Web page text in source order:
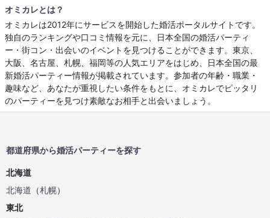
オミカレとは？
オミカレは2012年にサービスを開始した婚活ポータルサイトです。
独自のランキングや口コミ情報を元に、日本全国の婚活パーティ
ー・街コン・出会いのイベントを見つけることができます。東京、
大阪、名古屋、札幌、福岡等の人気エリアをはじめ、日本全国の最
新婚活パーティー情報が掲載されています。参加者の年齢・職業・
趣味など、あなたが重視したい条件をもとに、オミカレでピッタリ
のパーティーを見つけ素敵なお相手と出会いましょう。
都道府県から婚活パーティーを探す
北海道
北海道 （札幌）
東北